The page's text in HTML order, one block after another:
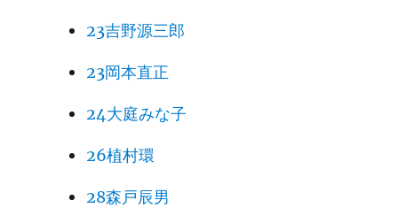
23吉野源三郎
23岡本直正
24大庭みな子
26植村環
28森戸辰男